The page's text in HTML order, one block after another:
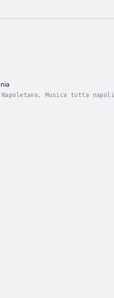
Napoletana, Musica tutta napoli